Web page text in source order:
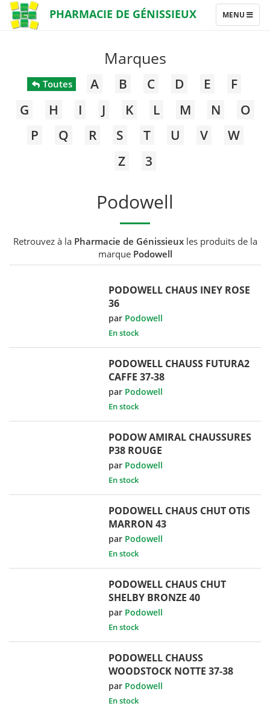
PHARMACIE DE GÉNISSIEUX
TOGGLE
NAVIGATION
MENU
Marques
Toutes A B C D E
F
G
H I J K L M N
O
P
Q R S T U V
W
Z
3
Podowell
Retrouvez à la Pharmacie de Génissieuxles produits de la
marque Podowell
PODOWELL CHAUS INEY ROSE
36
par Podowell
En stock
PODOWELL CHAUSS FUTURA2
CAFFE 37-38
par Podowell
En stock
PODOW AMIRAL CHAUSSURES
P38 ROUGE
par Podowell
En stock
PODOWELL CHAUS CHUT OTIS
MARRON 43
par Podowell
En stock
PODOWELL CHAUS CHUT
SHELBY BRONZE 40
par Podowell
En stock
PODOWELL CHAUSS
WOODSTOCK NOTTE 37-38
par Podowell
En stock